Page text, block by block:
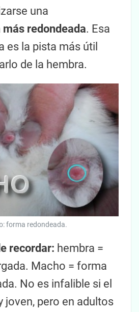
una
redondeada. Esa
es la pista más útil
de la hembra.
forma redondeada.
recordar: hembra =
Macho = forma
No es infalible si el
joven, pero en adultos